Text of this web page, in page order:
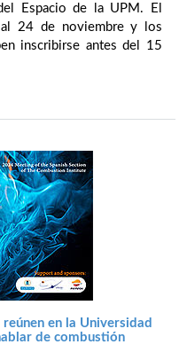
Espacio de la UPM. El
24 de noviembre y los
inscribirse antes del 15
en la Universidad
de combustión